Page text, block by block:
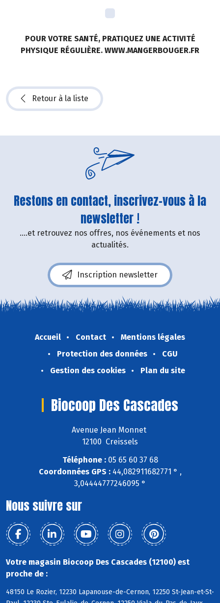
POUR VOTRE SANTÉ, PRATIQUEZ UNE ACTIVITÉ
PHYSIQUE RÉGULIÈRE. WWW.MANGERBOUGER.FR
Retour à la liste
Restons en contact, inscrivez-vous à la
newsletter !
....et retrouvez nos offres, nos événements et nos
actualités.
Inscription newsletter
Accueil Contact
Mentions légales
Protection des données
CGU
Gestion des cookies
Plan du site
Biocoop Des Cascades
Avenue Jean Monnet
12100 Creissels
Téléphone :05 65 60 37 68
Coordonnées GPS :44,082911682771 ° ,
3,04444777246095 °
Nous suivre sur
Votre magasin Biocoop Des Cascades (12100) est
proche de :
48150 Le Rozier, 12230 Lapanouse-de-Cernon, 12250 St-Jean-et-St-